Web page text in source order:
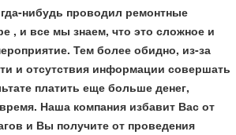
нибудь проводил ремонтные
, и все мы знаем, что это сложное и
Тем более обидно, из-за
и отсутствия информации совершать
платить еще больше денег,
Наша компания избавит Вас от
и Вы получите от проведения